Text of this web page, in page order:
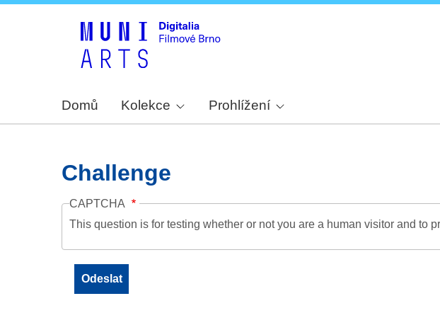
Domů Kolekce Prohlížení
Challenge
CAPTCHA
This question is for testing whether or not you are a human visitor and to